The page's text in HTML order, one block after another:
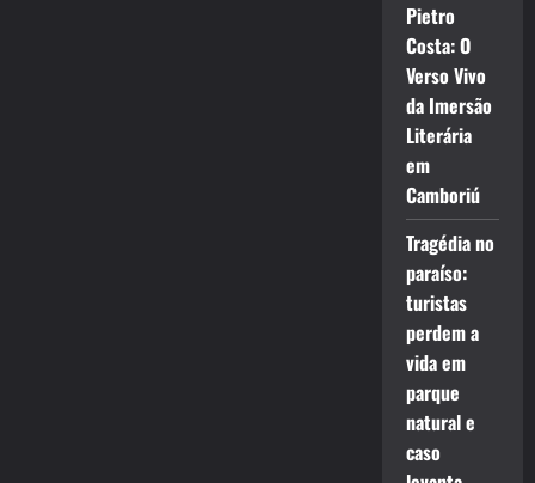
Pietro
Costa: O
Verso Vivo
da Imersão
Literária
em
Camboriú
Tragédia no
paraíso:
turistas
perdem a
vida em
parque
natural e
caso